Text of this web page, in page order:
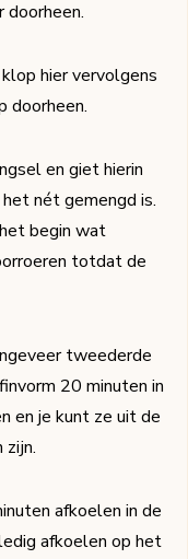
doorheen.
hier vervolgens
doorheen.
en giet hierin
nét gemengd is.
begin wat
totdat de
tweederde
20 minuten in
en je kunt ze uit de
zijn.
afkoelen in de
afkoelen op het